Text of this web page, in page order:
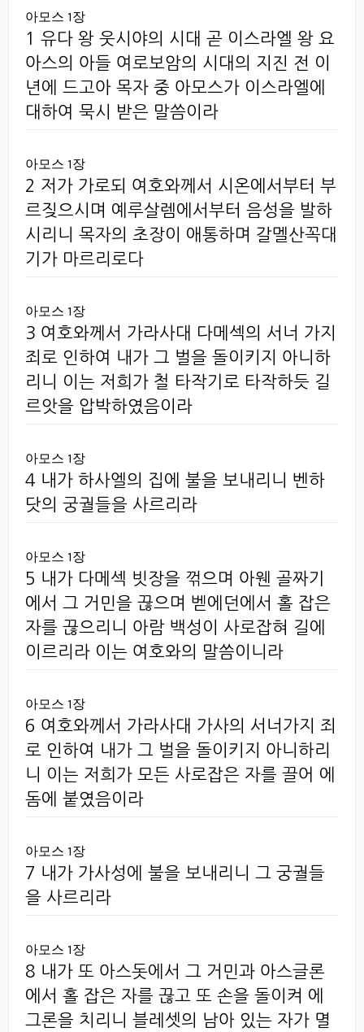
아모스 1장
1 유다 왕 웃시야의 시대 곧 이스라엘 왕 요
아스의 아들 여로보암의 시대의 지진 전 이
년에 드고아 목자 중 아모스가 이스라엘에
대하여 묵시 받은 말씀이라
아모스 1장
2 저가 가로되 여호와께서 시온에서부터 부
르짖으시며 예루살렘에서부터 음성을 발하
시리니 목자의 초장이 애통하며 갈멜산꼭대
기가 마르리로다
아모스 1장
3 여호와께서 가라사대 다메섹의 서너 가지
죄로 인하여 내가 그 벌을 돌이키지 아니하
리니 이는 저희가 철 타작기로 타작하듯 길
르앗을 압박하였음이라
아모스 1장
4 내가 하사엘의 집에 불을 보내리니 벤하
닷의 궁궐들을 사르리라
아모스 1장
5 내가 다메섹 빗장을 꺾으며 아웬 골짜기
에서 그 거민을 끊으며 벧에던에서 홀 잡은
자를 끊으리니 아람 백성이 사로잡혀 길에
이르리라 이는 여호와의 말씀이니라
아모스 1장
6 여호와께서 가라사대 가사의 서너가지 죄
로 인하여 내가 그 벌을 돌이키지 아니하리
니 이는 저희가 모든 사로잡은 자를 끌어 에
돔에 붙였음이라
아모스 1장
7 내가 가사성에 불을 보내리니 그 궁궐들
을 사르리라
아모스 1장
8 내가 또 아스돗에서 그 거민과 아스글론
에서 홀 잡은 자를 끊고 또 손을 돌이켜 에
그론을 치리니 블레셋의 남아 있는 자가 멸